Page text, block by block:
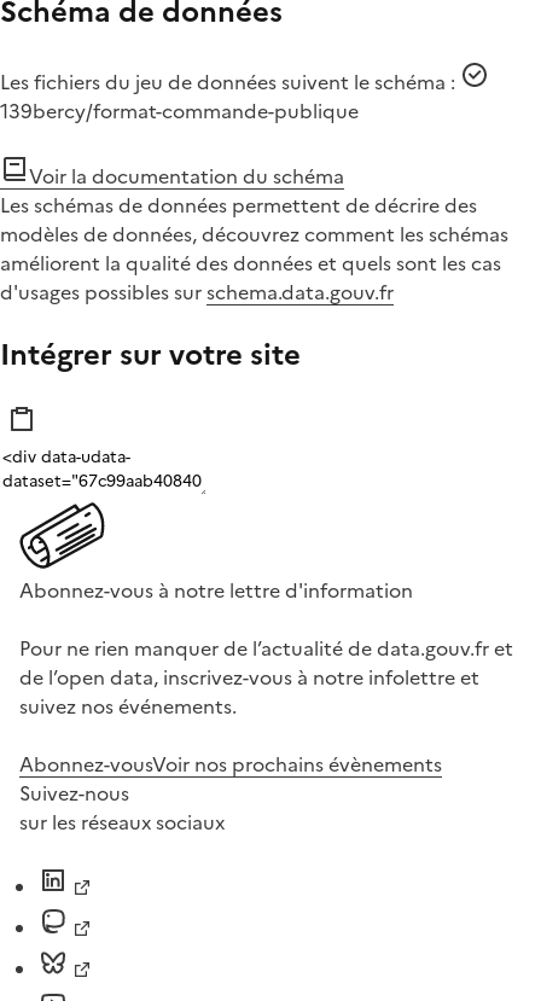
Schéma de données
Les fichiers du jeu de données suivent le schéma :
139bercy/format-commande-publique
Voir la documentation du schéma
Les schémas de données permettent de décrire des
modèles de données, découvrez comment les schémas
améliorent la qualité des données et quels sont les cas
d'usages possibles surschema.data.gouv.fr
Intégrer sur votre site
Abonnez-vous à notre lettre d'information
Pour ne rien manquer de l’actualité de data.gouv.fr et
de l’open data, inscrivez-vous à notre infolettre et
suivez nos événements.
Abonnez-vousVoir nos prochains évènements
Suivez-nous
sur les réseaux sociaux